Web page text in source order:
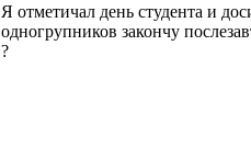
Я отметичал день студента и
одногрупников закончу
?